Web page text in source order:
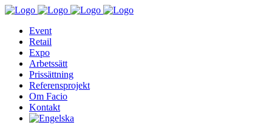
Event
Retail
Expo
Arbetssätt
Prissättning
Referensprojekt
Om Facio
Kontakt